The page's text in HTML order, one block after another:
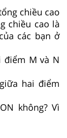
chiều cao
chiều cao là
các bạn ở
điểm M và N
hai điểm
không? Vì